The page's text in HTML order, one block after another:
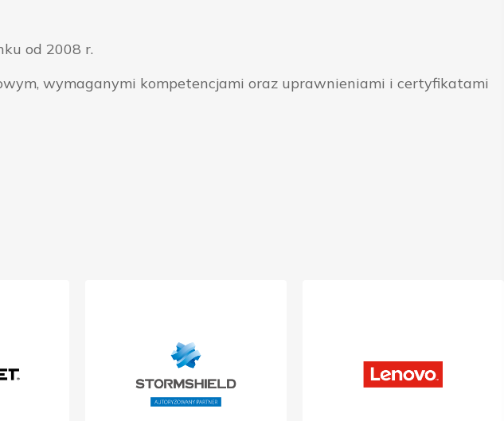
od 2008 r.
wymaganymi kompetencjami oraz uprawnieniami i certyfikatami